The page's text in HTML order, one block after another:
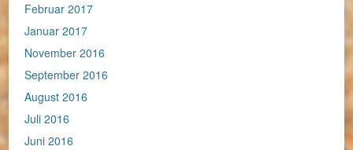
Februar 2017
Januar 2017
November 2016
September 2016
August 2016
Juli 2016
Juni 2016